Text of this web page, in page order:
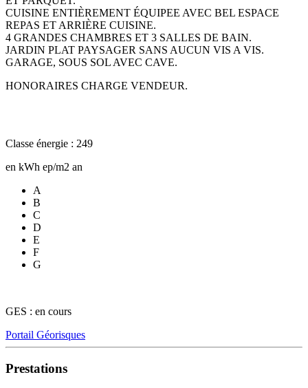
CUISINE ENTIÈREMENT ÉQUIPEE AVEC BEL ESPACE
REPAS ET ARRIÈRE CUISINE.
4 GRANDES CHAMBRES ET 3 SALLES DE BAIN.
JARDIN PLAT PAYSAGER SANS AUCUN VIS A VIS.
GARAGE, SOUS SOL AVEC CAVE.
HONORAIRES CHARGE VENDEUR.
Classe énergie : 249
en kWh ep/m2 an
A
B
C
D
E
F
G
GES : en cours
Portail Géorisques
Prestations